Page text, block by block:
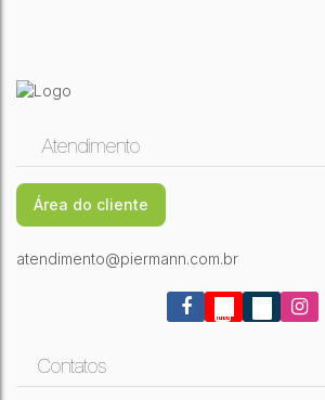
Atendimento
Área do cliente
atendimento@piermann.com.br
Contatos